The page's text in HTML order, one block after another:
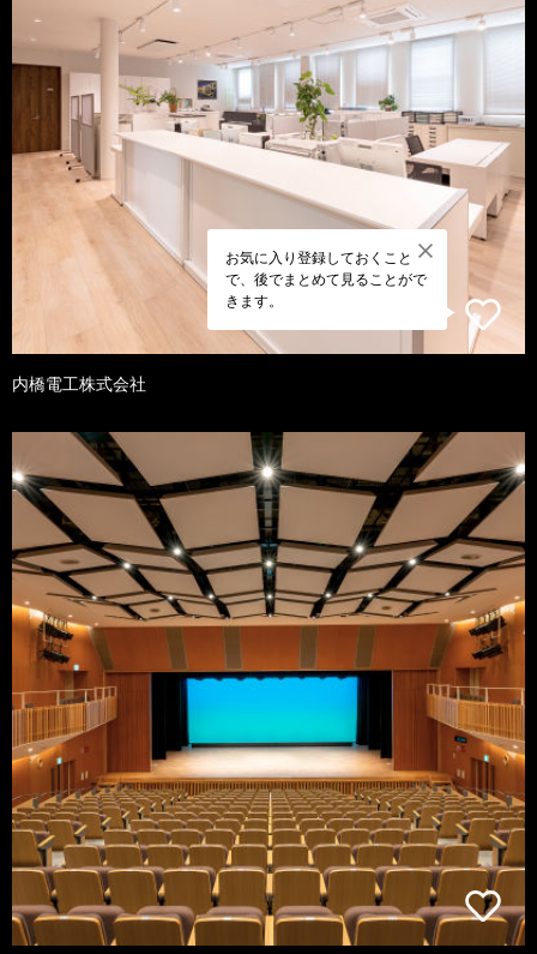
お気に入り登録しておくこと
で、後でまとめて見ることがで
きます。
内橋電工株式会社